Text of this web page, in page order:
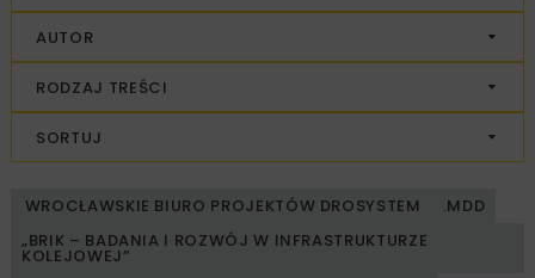
AUTOR
RODZAJ TREŚCI
SORTUJ
WROCŁAWSKIE BIURO PROJEKTÓW DROSYSTEM
.MDD
„BRIK – BADANIA I ROZWÓJ W INFRASTRUKTURZE
KOLEJOWEJ”